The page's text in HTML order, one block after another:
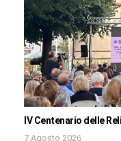
IV Centenario delle
7 Agosto 2026